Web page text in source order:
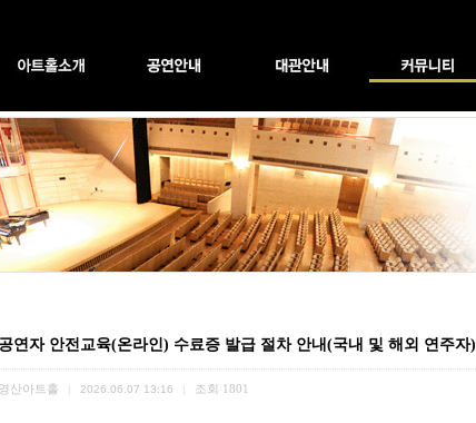
공연자 안전교육(온라인) 수료증 발급 절차 안내(국내 및 해외 연주자)
영산아트홀 2026.06.07 13:16 조회 1801